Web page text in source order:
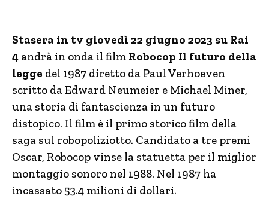
Stasera in tv giovedì 22 giugno 2023 su Rai
4 andrà in onda il film Robocop Il futuro della
legge del 1987 diretto da Paul Verhoeven
scritto da Edward Neumeier e Michael Miner,
una storia di fantascienza in un futuro
distopico. Il film è il primo storico film della
saga sul robopoliziotto. Candidato a tre premi
Oscar, Robocop vinse la statuetta per il miglior
montaggio sonoro nel 1988. Nel 1987 ha
incassato 53.4 milioni di dollari.